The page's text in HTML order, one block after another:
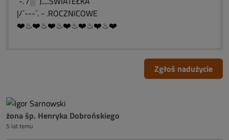
|/`---´. - .ROCZNICOWE
❤️♨❤️♨❤️♨❤️♨❤️♨❤️♨❤️
Zgłoś nadużycie
żona śp. Henryka Dobrońskiego
5 lat temu